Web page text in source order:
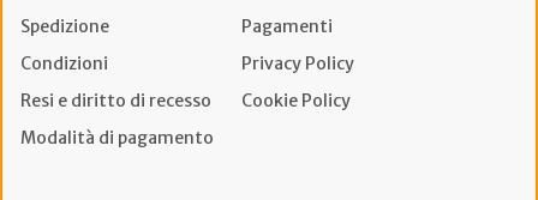
Spedizione
Pagamenti
Condizioni
Privacy Policy
Resi e diritto di recesso
Cookie Policy
Modalità di pagamento